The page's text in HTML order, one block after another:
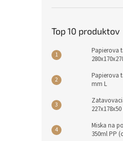
Top 10 produktov
Papierova
Papierova
mm L
Miska na
350ml PP